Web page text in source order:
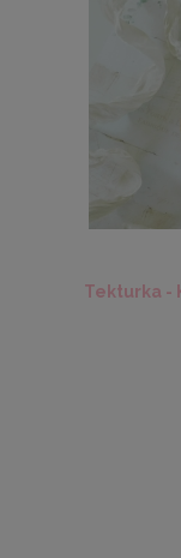
Tekturka -